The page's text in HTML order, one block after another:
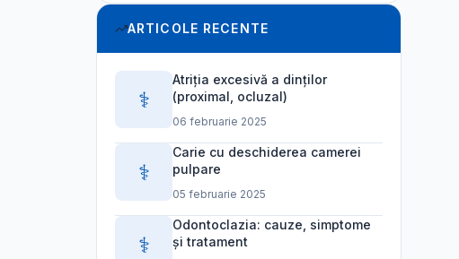
ARTICOLE RECENTE
⚕️
Atriția excesivă a dinților
(proximal, ocluzal)
06 februarie 2025
⚕️
Carie cu deschiderea camerei
pulpare
05 februarie 2025
⚕️
Odontoclazia: cauze, simptome
și tratament